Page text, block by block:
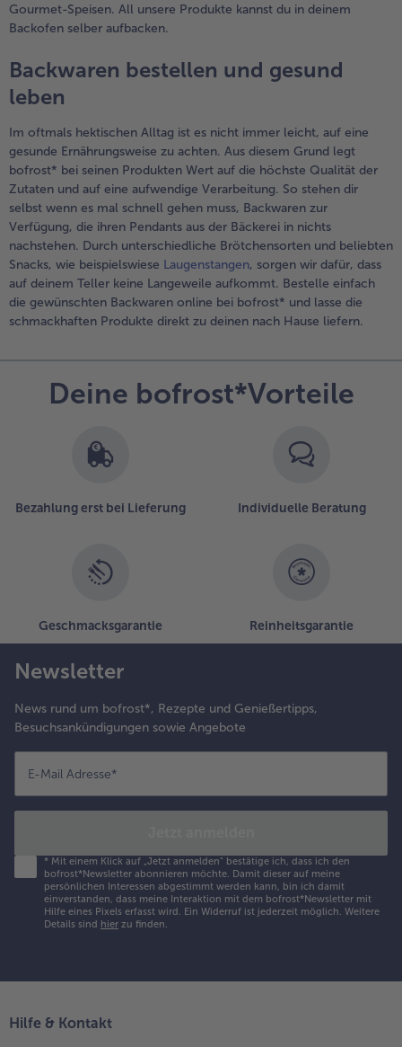
Gourmet-Speisen. All unsere Produkte kannst du in deinem
Backofen selber aufbacken.
Backwaren bestellen und gesund
leben
Im oftmals hektischen Alltag ist es nicht immer leicht, auf eine
gesunde Ernährungsweise zu achten. Aus diesem Grund legt
bofrost* bei seinen Produkten Wert auf die höchste Qualität der
Zutaten und auf eine aufwendige Verarbeitung. So stehen dir
selbst wenn es mal schnell gehen muss, Backwaren zur
Verfügung, die ihren Pendants aus der Bäckerei in nichts
nachstehen. Durch unterschiedliche Brötchensorten und beliebten
Snacks, wie beispielswiese Laugenstangen, sorgen wir dafür, dass
auf deinem Teller keine Langeweile aufkommt. Bestelle einfach
die gewünschten Backwaren online bei bofrost* und lasse die
schmackhaften Produkte direkt zu deinen nach Hause liefern.
Deine bofrost*Vorteile
Bezahlung erst bei Lieferung Individuelle Beratung
Geschmacksgarantie Reinheitsgarantie
Newsletter
News rund um bofrost*, Rezepte und Genießertipps,
Besuchsankündigungen sowie Angebote
E-Mail Adresse*
* Mit einem Klick auf „Jetzt anmelden" bestätige ich, dass ich den
bofrost*Newsletter abonnieren möchte. Damit dieser auf meine
persönlichen Interessen abgestimmt werden kann, bin ich damit
einverstanden, dass meine Interaktion mit dem bofrost*Newsletter mit
Hilfe eines Pixels erfasst wird. Ein Widerruf ist jederzeit möglich. Weitere
Details sind hier zu finden.
Hilfe & Kontakt